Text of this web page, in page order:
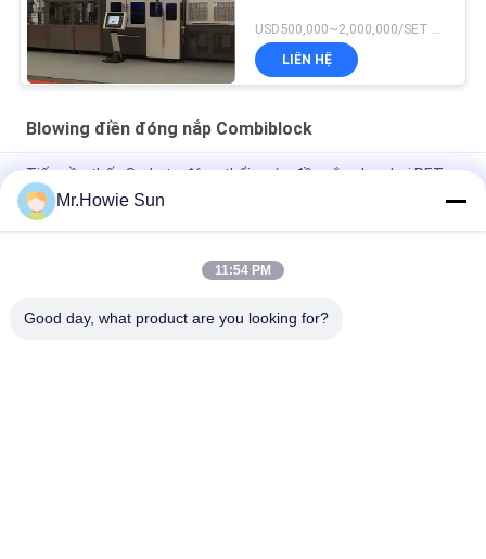
USD500,000~2,000,000/SET MOQ:1 tập
LIÊN HỆ
Blowing điền đóng nắp Combiblock
Tiếng ồn thấp Soda tự động thổi nước đầy nắp cho chai PET
330ml 550ml 1500ml Máy thổi phồng nắp máy / Dây chuyền
sản xuất
Nước giải khát tự động dạng lỏng thổi đầy nắp kết hợp cho
Mr.Howie Sun
11:54 PM
Good day, what product are you looking for?